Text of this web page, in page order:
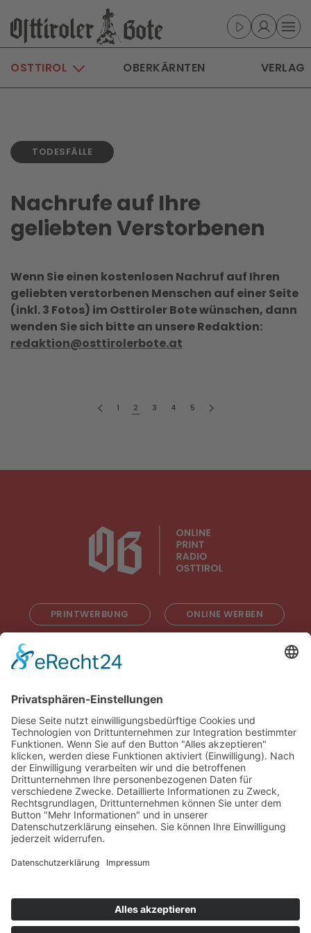
Skip to main content
OSTTIROL OBERKÄRNTEN VERLAG
TODESFÄLLE
Nachrufe auf Ihre
geliebten Verstorbenen
Wenn Sie einen kostenlosen Nachruf auf Ihren
geliebten verstorbenen Menschen auf einer Seite
(inkl. 3 Fotos) im Osttiroler Bote wünschen, dann
wenden Sie sich bitte an unsere Redaktion:
redaktion@osttirolerbote.at
1 2 3 4 5
PRINTWERBUNG ONLINE WERBEN
Impressum
AGB
Cookie-Einstellungen